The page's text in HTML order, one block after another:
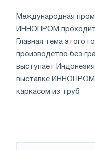
Международная
ИННОПРОМ проходит
Главная тема этого
производство без
выступает
выставке ИННОПРОМ-
каркасом из труб